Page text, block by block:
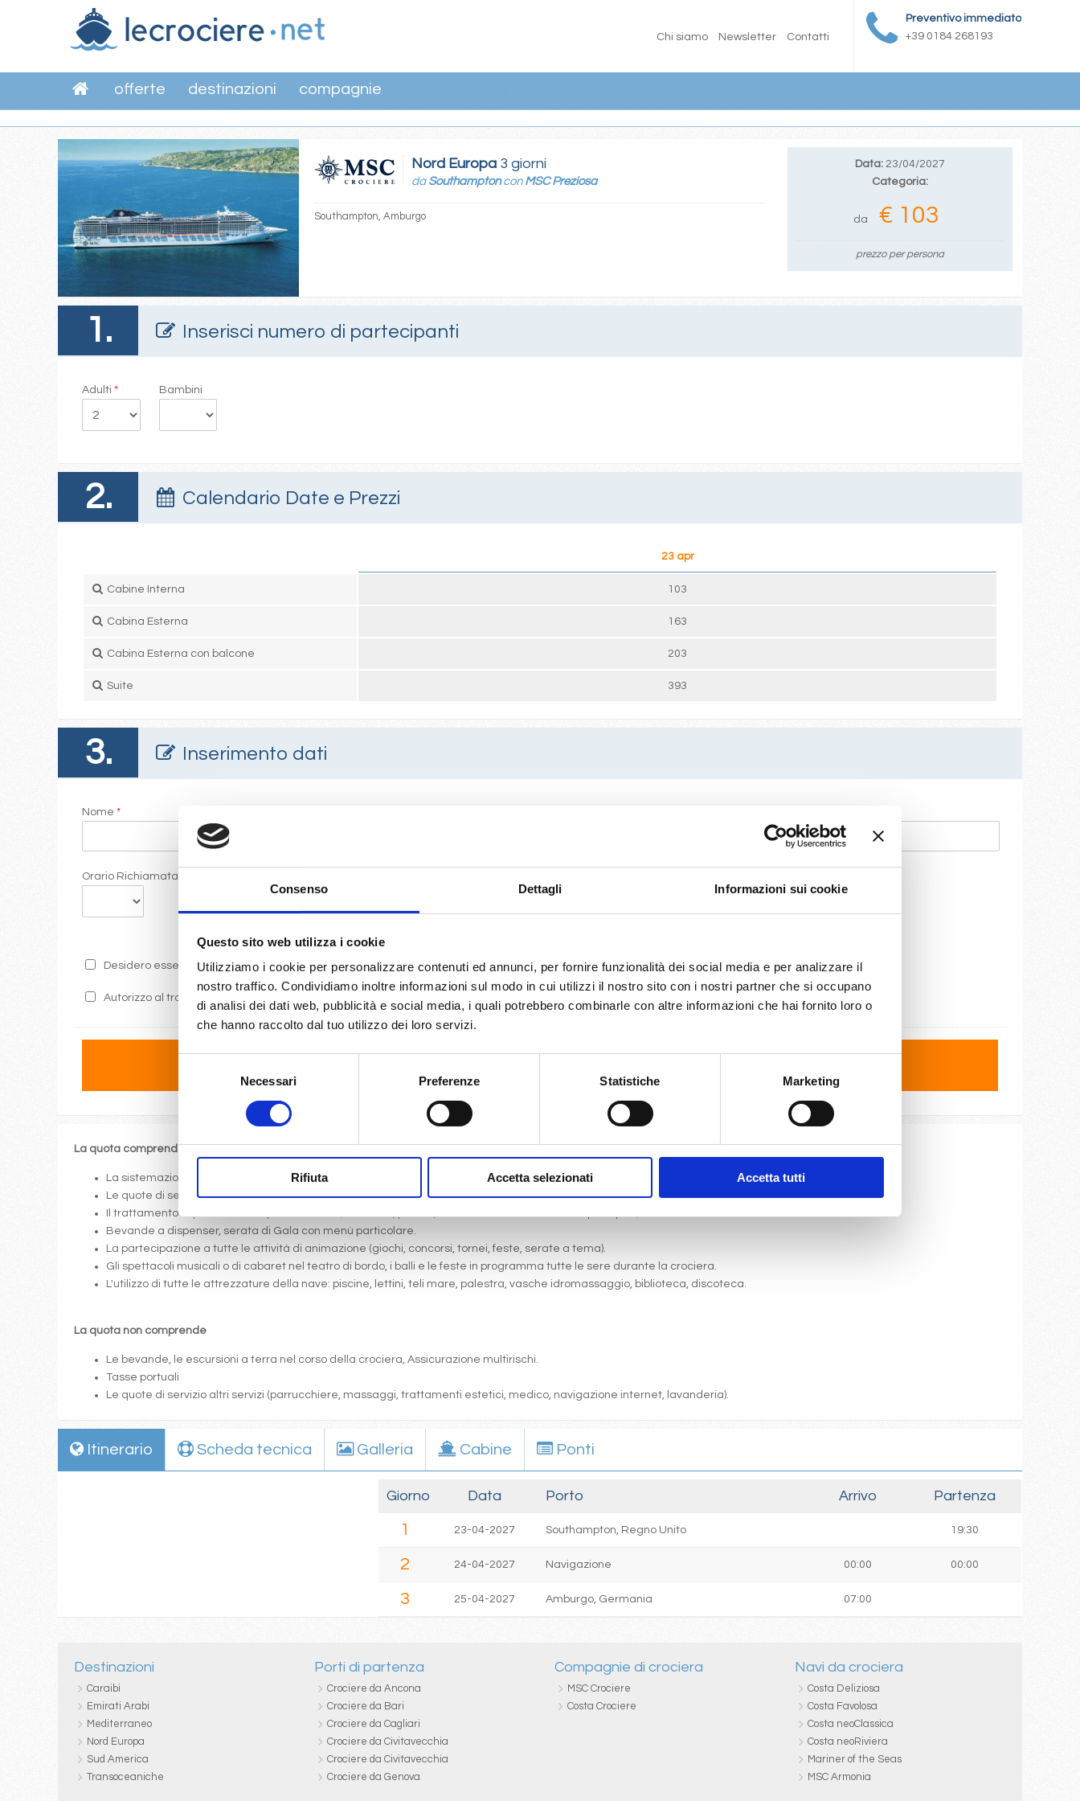
Consenso Dettagli Informazioni sui cookie
Questo sito web utilizza i cookie
Utilizziamo i cookie per personalizzare contenuti ed annunci, per fornire funzionalità dei social media e per analizzare il
nostro traffico. Condividiamo inoltre informazioni sul modo in cui utilizzi il nostro sito con i nostri partner che si occupano
di analisi dei dati web, pubblicità e social media, i quali potrebbero combinarle con altre informazioni che hai fornito loro o
che hanno raccolto dal tuo utilizzo dei loro servizi.
Necessari Preferenze Statistiche Marketing
Rifiuta Accetta selezionati Accetta tutti
Preventivo immediato
+39 0184 268193
Chi siamo Newsletter Contatti
offerte destinazioni compagnie
Nord Europa 3 giorni
da Southamptoncon MSC Preziosa
Southampton, Amburgo
Data: 23/04/2027
Categoria:
da € 103
prezzo per persona
1. Inserisci numero di partecipanti
Adulti * Bambini
2. Calendario Date e Prezzi
23 apr
Cabine Interna 103
Cabina Esterna 163
Cabina Esterna con balcone 203
Suite 393
3. Inserimento dati
Nome *
Orario Richiamata
Desidero essere informato sulle ultime promozioni di LeCrociere.
Autorizzo al trattamento dei miei dati secondo i termini di legge
La quota comprende
La sistemazione nella cabina prescelta dotata di ogni comfort: servizi privati, aria condizionata, telefono, TV via satellite e cassaforte.
Le quote di servizio (mance)
Il trattamento di pensione completa a bordo (colazione, pranzo, cena a buffet o nei ristoranti principali ).
Bevande a dispenser, serata di Gala con menù particolare.
La partecipazione a tutte le attività di animazione (giochi, concorsi, tornei, feste, serate a tema).
Gli spettacoli musicali o di cabaret nel teatro di bordo, i balli e le feste in programma tutte le sere durante la crociera.
L'utilizzo di tutte le attrezzature della nave: piscine, lettini, teli mare, palestra, vasche idromassaggio, biblioteca, discoteca.
La quota non comprende
Le bevande, le escursioni a terra nel corso della crociera, Assicurazione multirischi.
Tasse portuali
Le quote di servizio altri servizi (parrucchiere, massaggi, trattamenti estetici, medico, navigazione internet, lavanderia).
Itinerario Scheda tecnica Galleria Cabine Ponti
Giorno Data Porto Arrivo Partenza
1 23-04-2027 Southampton, Regno Unito 19:30
2 24-04-2027 Navigazione 00:00 00:00
3 25-04-2027 Amburgo, Germania 07:00
Destinazioni
Caraibi
Emirati Arabi
Mediterraneo
Nord Europa
Sud America
Transoceaniche
Porti di partenza
Crociere da Ancona
Crociere da Bari
Crociere da Cagliari
Crociere da Civitavecchia
Crociere da Civitavecchia
Crociere da Genova
Compagnie di crociera
MSC Crociere
Costa Crociere
Navi da crociera
Costa Deliziosa
Costa Favolosa
Costa neoClassica
Costa neoRiviera
Mariner of the Seas
MSC Armonia